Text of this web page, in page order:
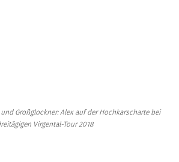
Großglockner: Alex auf der Hochkarscharte bei
Virgental-Tour 2018